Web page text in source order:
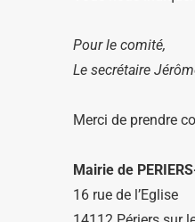
Pour le comité,
Le secrétaire
Merci de prendre
Mairie de
16 rue de l’Eglise